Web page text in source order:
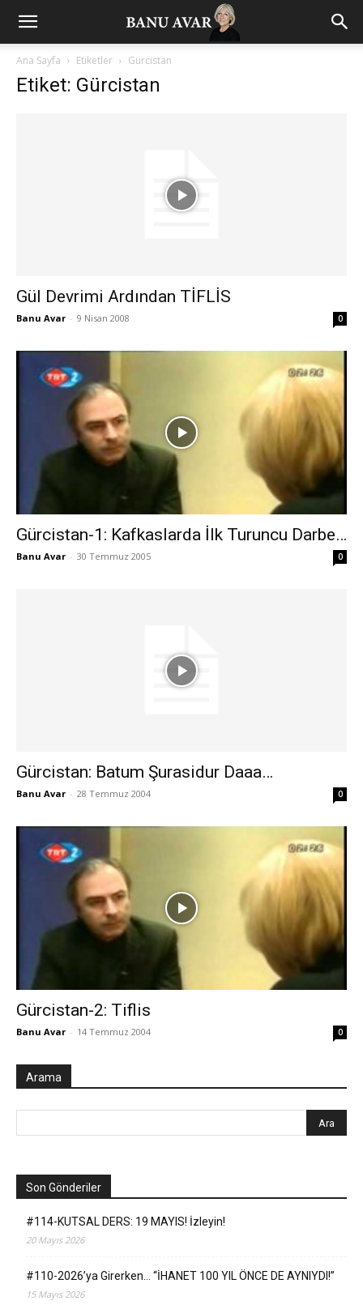
Ana Sayfa Etiketler Gürcistan
Etiket: Gürcistan
Gül Devrimi Ardından TİFLİS
Banu Avar - 9 Nisan 2008 0
Gürcistan-1: Kafkaslarda İlk Turuncu Darbe…
Banu Avar - 30 Temmuz 2005 0
Gürcistan: Batum Şurasidur Daaa…
Banu Avar - 28 Temmuz 2004 0
Gürcistan-2: Tiflis
Banu Avar - 14 Temmuz 2004 0
Arama
Son Gönderiler
#114-KUTSAL DERS: 19 MAYIS! İzleyin!
20 Mayıs 2026
#110-2026’ya Girerken… “İHANET 100 YIL ÖNCE DE AYNIYDI!”
15 Mayıs 2026